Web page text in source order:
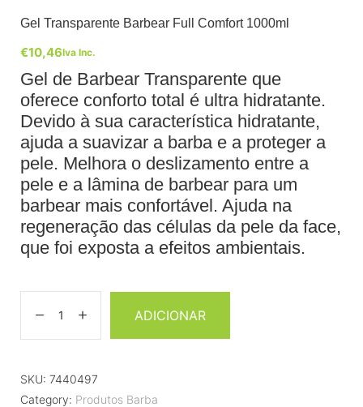
Gel Transparente Barbear Full Comfort 1000ml
€10,46Iva Inc.
Gel de Barbear Transparente que
oferece conforto total é ultra hidratante.
Devido à sua característica hidratante,
ajuda a suavizar a barba e a proteger a
pele. Melhora o deslizamento entre a
pele e a lâmina de barbear para um
barbear mais confortável. Ajuda na
regeneração das células da pele da face,
que foi exposta a efeitos ambientais.
ADICIONAR
SKU: 7440497
Category: Produtos Barba